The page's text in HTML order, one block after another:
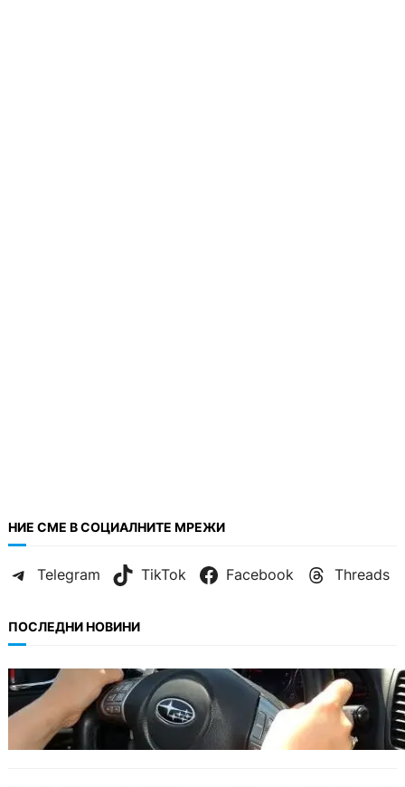
НИЕ СМЕ В СОЦИАЛНИТЕ МРЕЖИ
Telegram TikTok Facebook Threads
ПОСЛЕДНИ НОВИНИ
ОБЩЕСТВО
Възможни ограничения за Waze в Европа
след решение на Съда на ЕС